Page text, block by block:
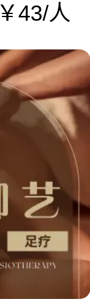
￥43/人